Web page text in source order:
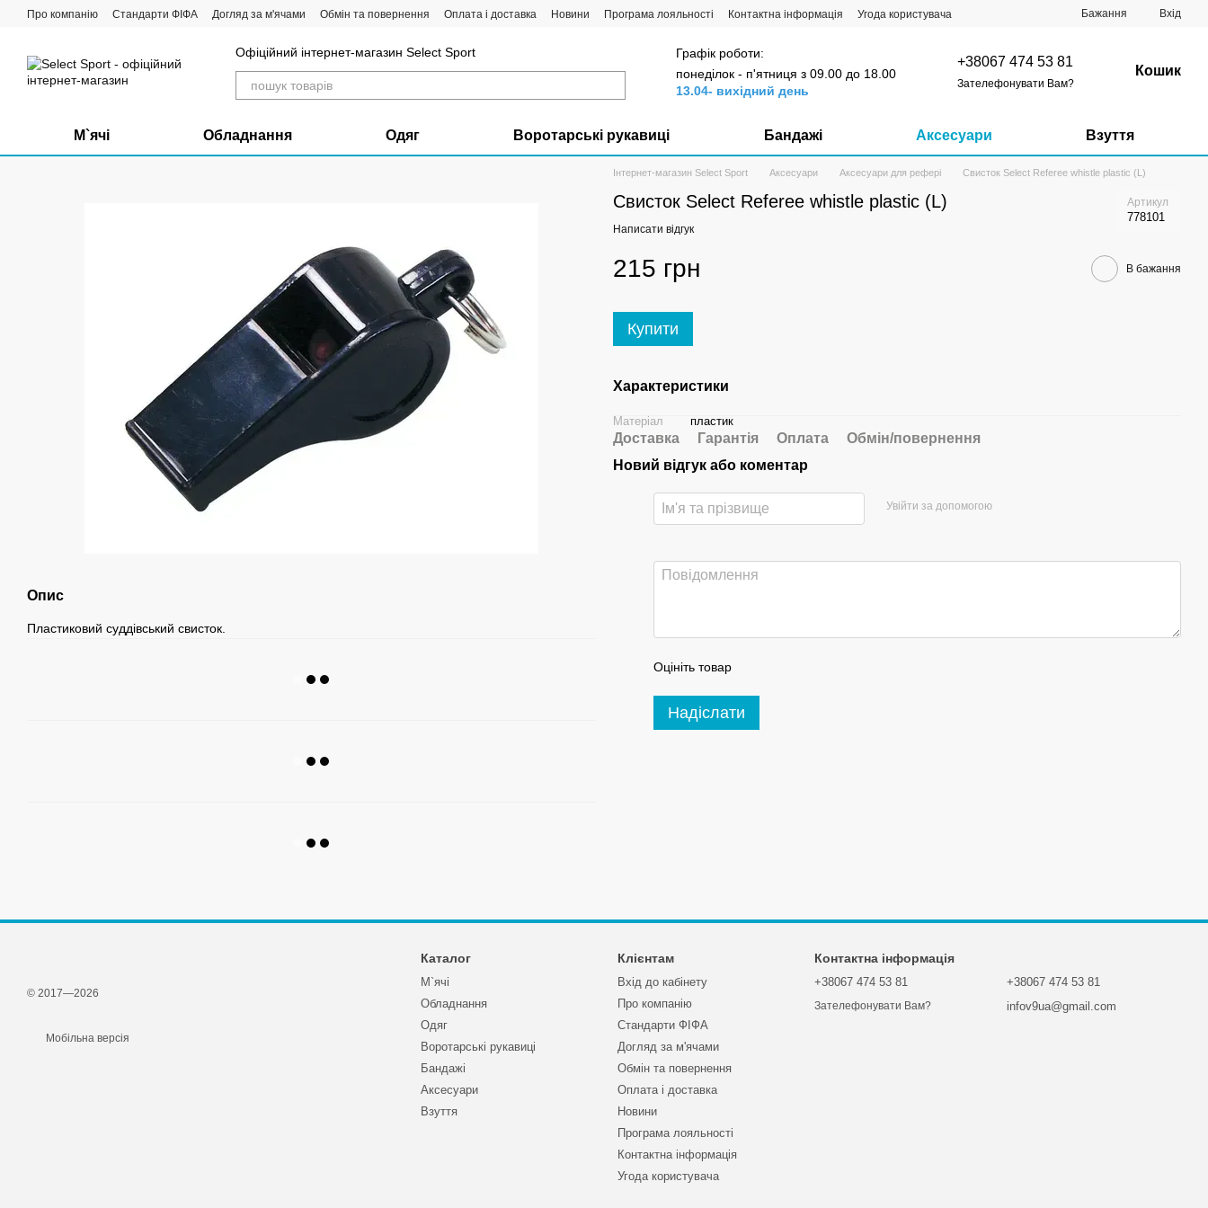
Перейти до основного контенту
Про компанію Стандарти ФІФА Догляд за м'ячами Обмін та повернення Оплата і доставка Новини Програма лояльності Контактна інформація Угода користувача Бажання Вхід
Офіційний інтернет-магазин Select Sport
Графік роботи:
понеділок - п'ятниця з 09.00 до 18.00
13.04- вихідний день
+38067 474 53 81
Зателефонувати Вам?
Кошик
М`ячі Обладнання Одяг Воротарські рукавиці Бандажі Аксесуари Взуття
Опис
Пластиковий суддівський свисток.
Інтернет-магазин Select Sport Аксесуари Аксесуари для рефері Свисток Select Referee whistle plastic (L)
Свисток Select Referee whistle plastic (L) Артикул
778101
Написати відгук
215 грн В бажання
Купити
Характеристики
Матеріал пластик
Доставка Гарантія Оплата
Обмін/повернення
Новий відгук або коментар
Увійти за допомогою
Оцініть товар
Надіслати
© 2017—2026
Мобільна версія
Каталог
М`ячі
Обладнання
Одяг
Воротарські рукавиці
Бандажі
Аксесуари
Взуття
Клієнтам
Вхід до кабінету
Про компанію
Стандарти ФІФА
Догляд за м'ячами
Обмін та повернення
Оплата і доставка
Новини
Програма лояльності
Контактна інформація
Угода користувача
Контактна інформація
+38067 474 53 81
Зателефонувати Вам?
+38067 474 53 81
infov9ua@gmail.com